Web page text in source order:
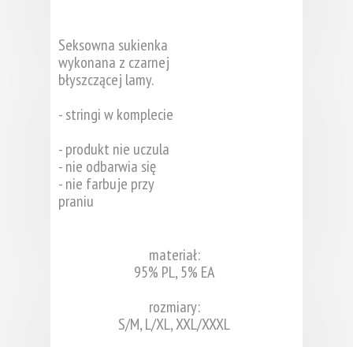
Seksowna sukienka
wykonana z czarnej
błyszczącej lamy.
- stringi w komplecie
- produkt nie uczula
- nie odbarwia się
- nie farbuje przy
praniu
materiał:
95% PL, 5% EA
rozmiary:
S/M, L/XL, XXL/XXXL